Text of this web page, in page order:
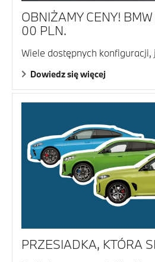
OBNIŻAMY CENY!
00 PLN.
Wiele dostępnych konfiguracji,
Dowiedz się więcej
PRZESIADKA, KTÓRA